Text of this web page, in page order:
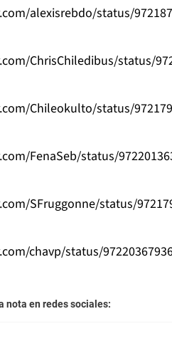
alexisrebdo/status/
ChrisChiledibus/status/
Chileokulto/status/
FenaSeb/status/
SFruggonne/status/
chavp/status/
nota en redes sociales: